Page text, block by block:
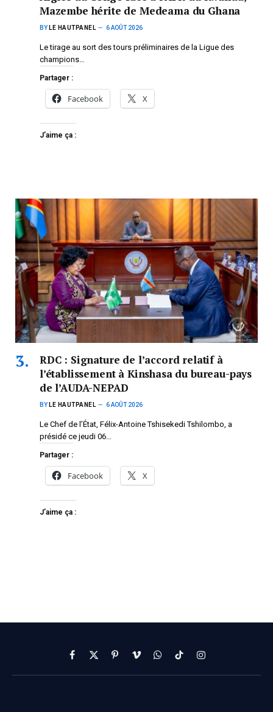
Mazembe hérite de Medeama du Ghana
BY LE HAUTPANEL 6 AOÛT 2026
Le tirage au sort des tours préliminaires de la Ligue des
champions…
Partager :
Facebook X
J’aime ça :
RDC : Signature de l’accord relatif à
l’établissement à Kinshasa du bureau-pays
de l’AUDA-NEPAD
BY LE HAUTPANEL 6 AOÛT 2026
Le Chef de l’État, Félix-Antoine Tshisekedi Tshilombo, a
présidé ce jeudi 06…
Partager :
Facebook X
J’aime ça :
Facebook
X
(Twitter)
PinterestVimeoWhatsApp
TikTokInstagram